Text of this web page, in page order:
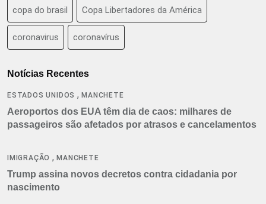
copa do brasil Copa Libertadores da América
coronavirus coronavírus
Notícias Recentes
ESTADOS UNIDOS ,MANCHETE
Aeroportos dos EUA têm dia de caos: milhares de
passageiros são afetados por atrasos e cancelamentos
IMIGRAÇÃO ,MANCHETE
Trump assina novos decretos contra cidadania por
nascimento